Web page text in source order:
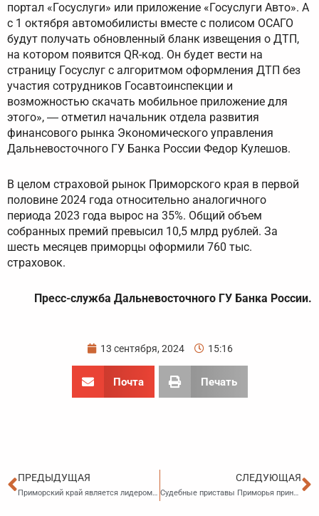
портал «Госуслуги» или приложение «Госуслуги Авто». А
с 1 октября автомобилисты вместе с полисом ОСАГО
будут получать обновленный бланк извещения о ДТП,
на котором появится QR-код. Он будет вести на
страницу Госуслуг с алгоритмом оформления ДТП без
участия сотрудников Госавтоинспекции и
возможностью скачать мобильное приложение для
этого», ― отметил начальник отдела развития
финансового рынка Экономического управления
Дальневосточного ГУ Банка России Федор Кулешов.
В целом страховой рынок Приморского края в первой
половине 2024 года относительно аналогичного
периода 2023 года вырос на 35%. Общий объем
собранных премий превысил 10,5 млрд рублей. За
шесть месяцев приморцы оформили 760 тыс.
страховок.
Пресс-служба Дальневосточного ГУ Банка России.
13 сентября, 2024 15:16
Почта Печать
Пред
ПРЕДЫДУЩАЯ
Приморский край является лидером по объемам строительства жилья на Дальнем Востоке
СЛЕДУЮЩАЯ
Судебные приставы Приморья приняли участие в молодежном Восточном экономическом форуме